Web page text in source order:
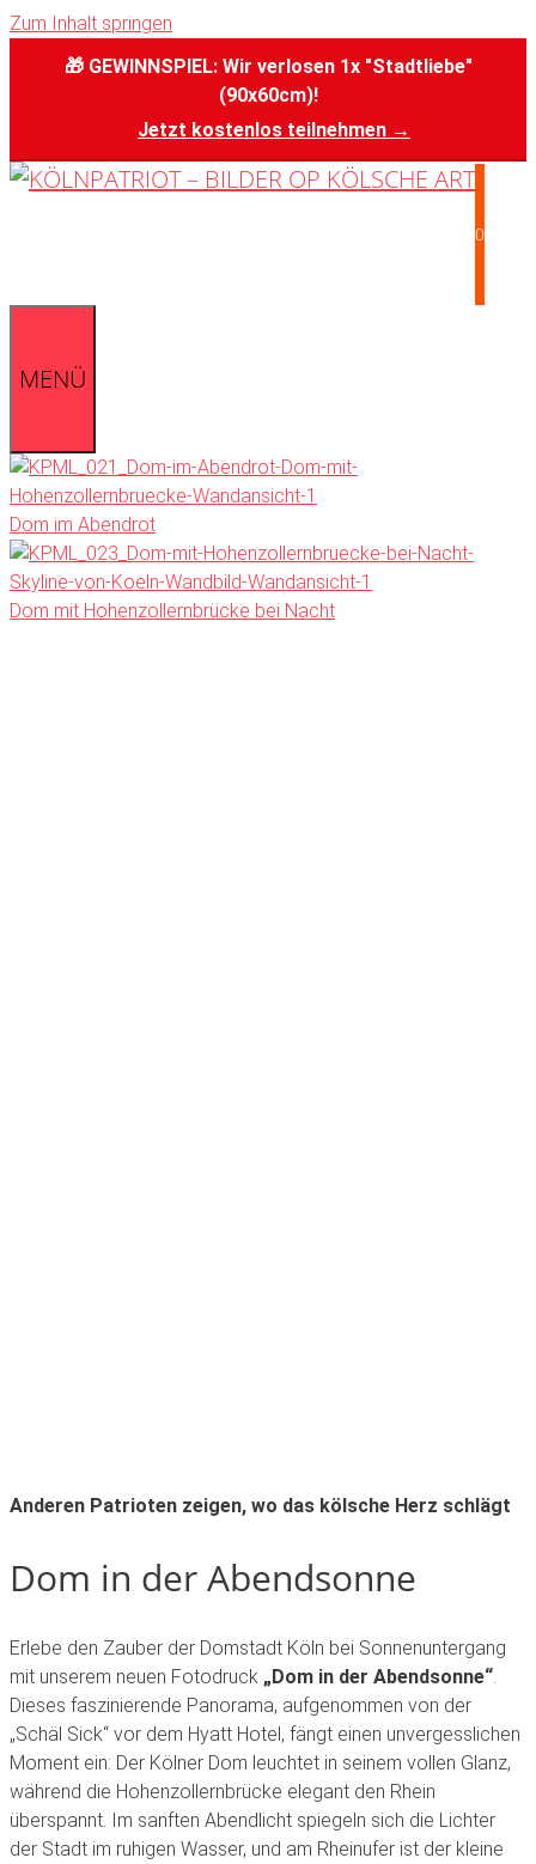
Zum Inhalt springen
🎁 GEWINNSPIEL: Wir verlosen 1x "Stadtliebe"
(90x60cm)!
Jetzt kostenlos teilnehmen →
0
MENÜ
Dom im Abendrot
Dom mit Hohenzollernbrücke bei Nacht
Anderen Patrioten zeigen, wo das kölsche Herz schlägt
Dom in der Abendsonne
Erlebe den Zauber der Domstadt Köln bei Sonnenuntergang
mit unserem neuen Fotodruck „Dom in der Abendsonne“
Dieses faszinierende Panorama, aufgenommen von der
„Schäl Sick“ vor dem Hyatt Hotel, fängt einen unvergesslichen
Moment ein: Der Kölner Dom leuchtet in seinem vollen Glanz,
während die Hohenzollernbrücke elegant den Rhein
überspannt. Im sanften Abendlicht spiegeln sich die Lichter
der Stadt im ruhigen Wasser, und am Rheinufer ist der kleine